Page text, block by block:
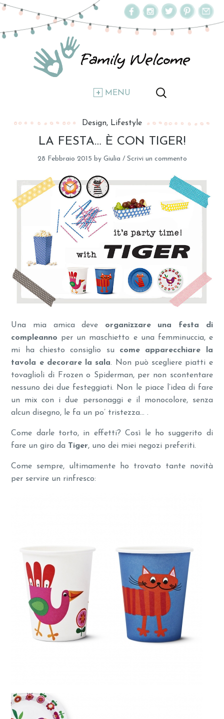
MENU
Design Lifestyle
LA FESTA… È CON TIGER!
28 Febbraio 2015 by Giulia / Scrivi un commento
Una mia amica deve organizzare una festa di
compleanno per un maschietto e una femminuccia, e
mi ha chiesto consiglio su come apparecchiare la
tavola e decorare la sala. Non può scegliere piatti e
tovaglioli di Frozen o Spiderman, per non scontentare
nessuno dei due festeggiati. Non le piace l’idea di fare
un mix con i due personaggi e il monocolore, senza
alcun disegno, le fa un po’ tristezza… .
Come darle torto, in effetti? Così le ho suggerito di
fare un giro da Tiger, uno dei miei negozi preferiti.
Come sempre, ultimamente ho trovato tante novità
per servire un rinfresco: